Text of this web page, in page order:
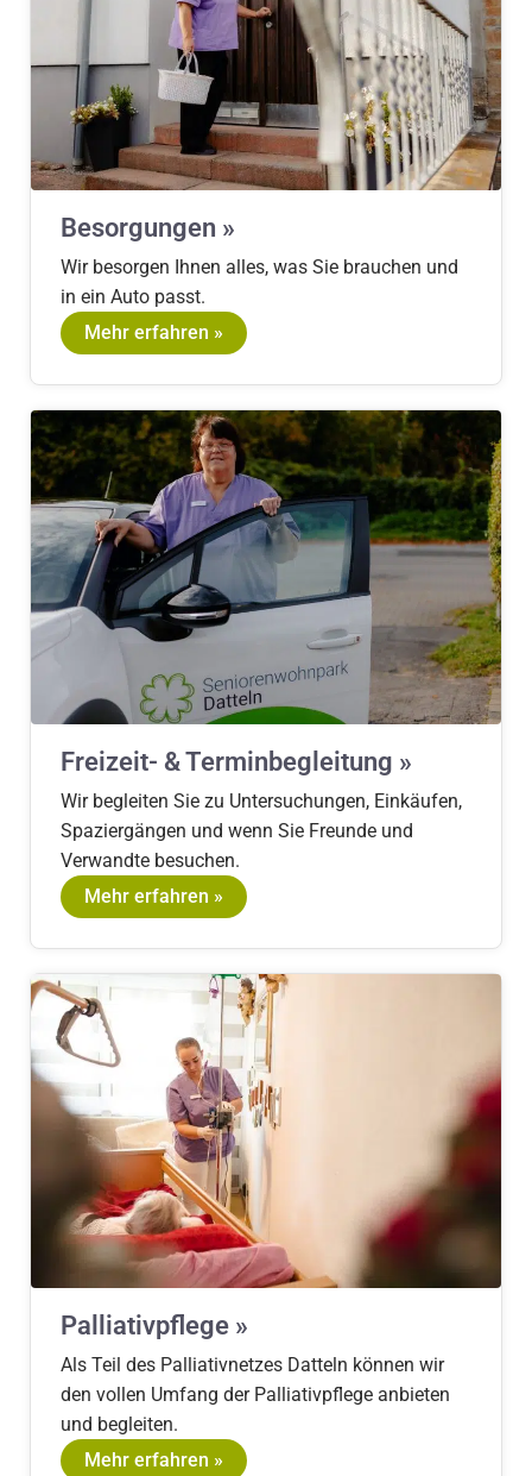
Besorgungen »
Wir besorgen Ihnen alles, was Sie brauchen und
in ein Auto passt.
Mehr erfahren »
Freizeit- & Terminbegleitung »
Wir begleiten Sie zu Untersuchungen, Einkäufen,
Spaziergängen und wenn Sie Freunde und
Verwandte besuchen.
Mehr erfahren »
Palliativpflege »
Als Teil des Palliativnetzes Datteln können wir
den vollen Umfang der Palliativpflege anbieten
und begleiten.
Mehr erfahren »